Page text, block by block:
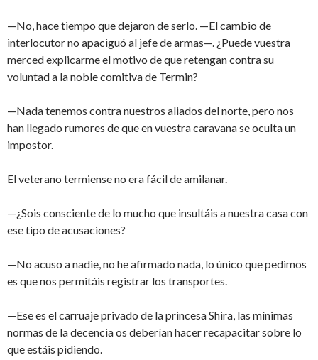
—No, hace tiempo que dejaron de serlo. —El cambio de
interlocutor no apaciguó al jefe de armas—. ¿Puede vuestra
merced explicarme el motivo de que retengan contra su
voluntad a la noble comitiva de Termin?
—Nada tenemos contra nuestros aliados del norte, pero nos
han llegado rumores de que en vuestra caravana se oculta un
impostor.
El veterano termiense no era fácil de amilanar.
—¿Sois consciente de lo mucho que insultáis a nuestra casa con
ese tipo de acusaciones?
—No acuso a nadie, no he afirmado nada, lo único que pedimos
es que nos permitáis registrar los transportes.
—Ese es el carruaje privado de la princesa Shira, las mínimas
normas de la decencia os deberían hacer recapacitar sobre lo
que estáis pidiendo.